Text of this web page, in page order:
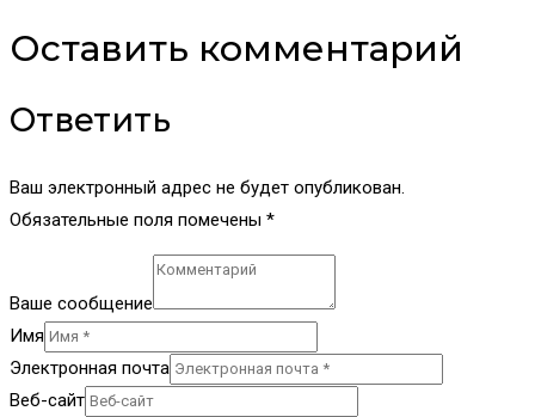
Оставить комментарий
Ответить
Ваш электронный адрес не будет опубликован.
Обязательные поля помечены *
Ваше сообщение
Имя
Электронная почта
Веб-сайт